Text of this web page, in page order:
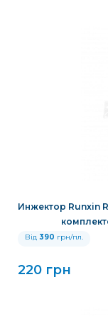
Инжектор Runxin
Від 390 грн/пл.
220 грн